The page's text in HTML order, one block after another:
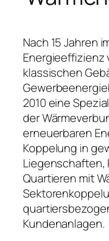
Nach 15 Jahren
Energieeffizienz
klassischen
2010 eine
der
erneuerbaren
Koppelung in
Liegenschaften,
Quartieren mit
Kundenanlagen.